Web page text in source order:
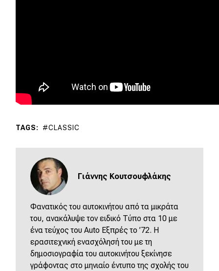
TAGS CLASSIC
Γιάννης Κουτσουφλάκης
Φανατικός του αυτοκινήτου από τα μικράτα
του, ανακάλυψε τον ειδικό Τύπο στα 10 με
ένα τεύχος του Αuto Εξπρές το ’72. Η
ερασιτεχνική ενασχόλησή του με τη
δημοσιογραφία του αυτοκινήτου ξεκίνησε
γράφοντας στο μηνιαίο έντυπο της σχολής του